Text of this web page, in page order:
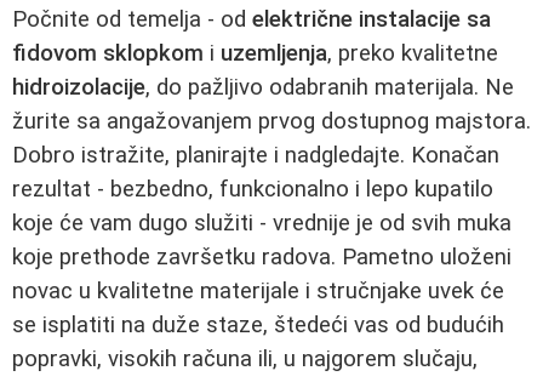
Počnite od temelja - od električne instalacije sa
fidovom sklopkom i uzemljenja, preko kvalitetne
hidroizolacije, do pažljivo odabranih materijala. Ne
žurite sa angažovanjem prvog dostupnog majstora.
Dobro istražite, planirajte i nadgledajte. Konačan
rezultat - bezbedno, funkcionalno i lepo kupatilo
koje će vam dugo služiti - vrednije je od svih muka
koje prethode završetku radova. Pametno uloženi
novac u kvalitetne materijale i stručnjake uvek će
se isplatiti na duže staze, štedeći vas od budućih
popravki, visokih računa ili, u najgorem slučaju,